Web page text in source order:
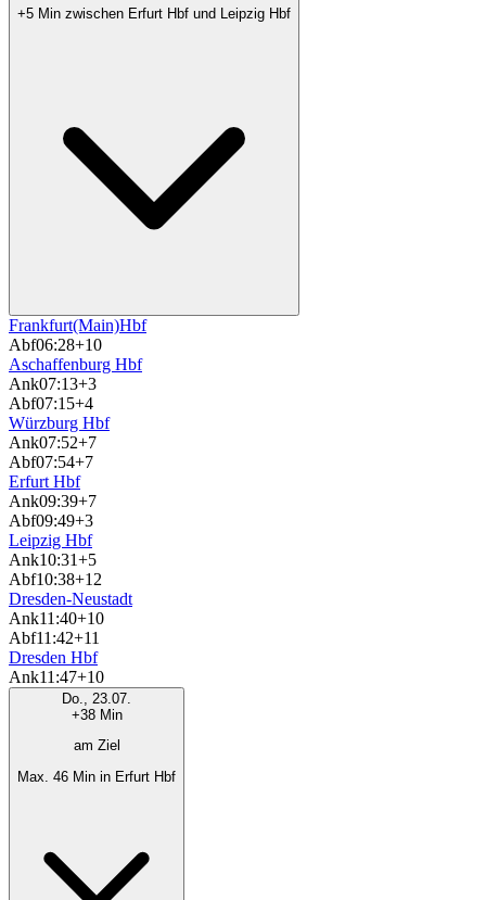
+5 Min zwischen Erfurt Hbf und Leipzig Hbf
Frankfurt(Main)Hbf
Abf06:28+10
Aschaffenburg Hbf
Ank07:13+3
Abf07:15+4
Würzburg Hbf
Ank07:52+7
Abf07:54+7
Erfurt Hbf
Ank09:39+7
Abf09:49+3
Leipzig Hbf
Ank10:31+5
Abf10:38+12
Dresden-Neustadt
Ank11:40+10
Abf11:42+11
Dresden Hbf
Ank11:47+10
Do., 23.07.
+38 Min
am Ziel
Max. 46 Min in Erfurt Hbf